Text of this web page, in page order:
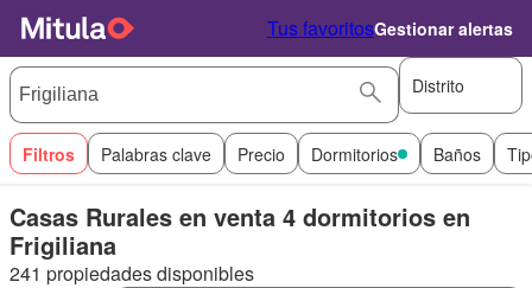
Tus favoritosGestionar alertas
Distrito
Filtros Palabras clave Precio Dormitorios Baños
Casas Rurales en venta 4 dormitorios en
Frigiliana
241 propiedades disponibles